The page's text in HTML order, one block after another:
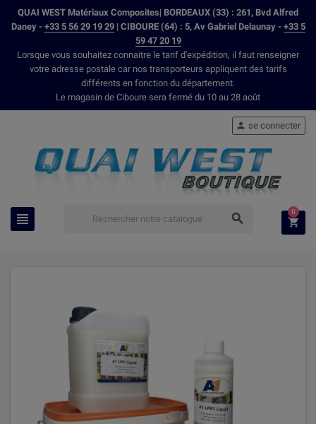
QUAI WEST Matériaux Composites| BORDEAUX (33) : 261, Bvd Alfred
Daney - +33 5 56 29 19 29| CIBOURE (64) : 5, Av Gabriel Delaunay - +33 5
59 47 20 19
Lorsque vous souhaitez connaitre le tarif d'expédition, il faut renseigner
votre adresse postale car nos transporteurs appliquent des tarifs
différents en fonction du département.
Le magasin de Ciboure sera fermé du 10 au 28 août
 
 se connecter

0